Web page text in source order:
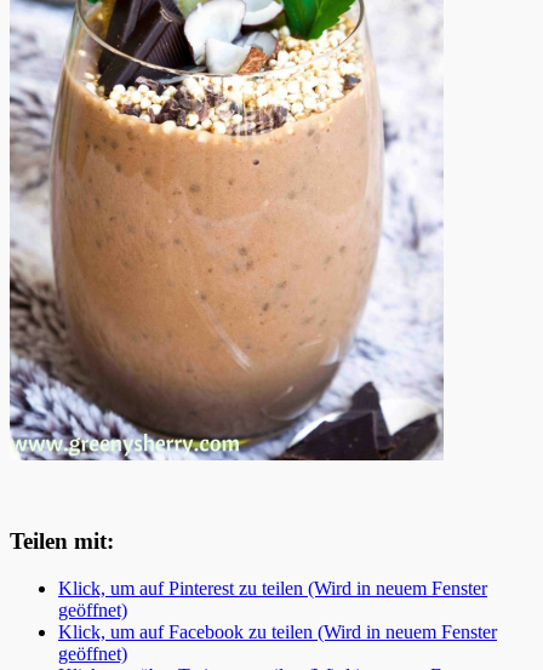
Teilen mit:
Klick, um auf Pinterest zu teilen (Wird in neuem Fenster
geöffnet)
Klick, um auf Facebook zu teilen (Wird in neuem Fenster
geöffnet)